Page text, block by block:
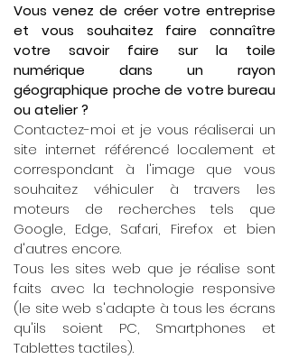
Vous venez de créer votre entreprise
et vous souhaitez faire connaître
votre savoir faire sur la toile
numérique dans un rayon
géographique proche de votre bureau
ou atelier ?
Contactez-moi et je vous réaliserai un
site internet référencé localement et
correspondant à l'image que vous
souhaitez véhiculer à travers les
moteurs de recherches tels que
Google, Edge, Safari, Firefox et bien
d'autres encore.
Tous les sites web que je réalise sont
faits avec la technologie responsive
(le site web s'adapte à tous les écrans
qu'ils soient PC, Smartphones et
Tablettes tactiles).